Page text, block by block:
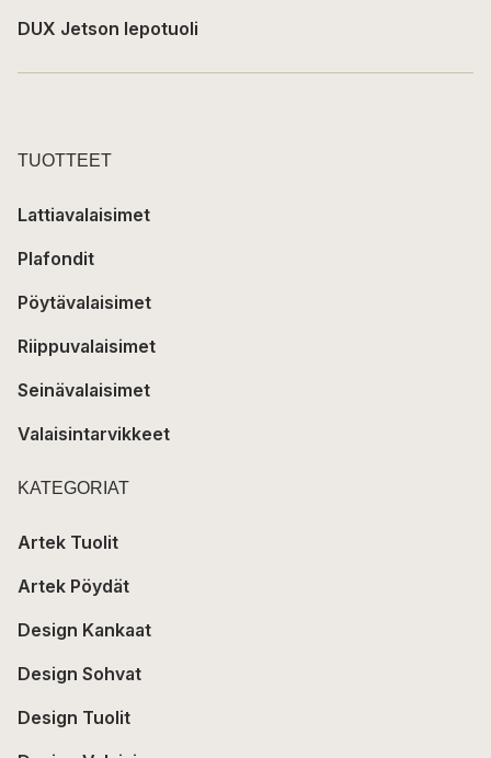
DUX Jetson lepotuoli
TUOTTEET
Lattiavalaisimet
Plafondit
Pöytävalaisimet
Riippuvalaisimet
Seinävalaisimet
Valaisintarvikkeet
KATEGORIAT
Artek Tuolit
Artek Pöydät
Design Kankaat
Design Sohvat
Design Tuolit